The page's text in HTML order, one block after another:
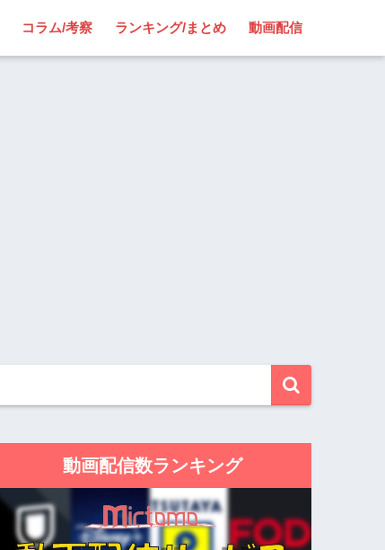
コラム/考察 ランキング/まとめ 動画配信
動画配信数ランキング